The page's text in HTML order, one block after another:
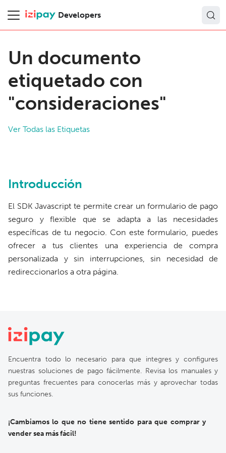
Developers
Un documento
etiquetado con
"consideraciones"
Ver Todas las Etiquetas
Introducción
El SDK Javascript te permite crear un formulario de pago
seguro y flexible que se adapta a las necesidades
específicas de tu negocio. Con este formulario, puedes
ofrecer a tus clientes una experiencia de compra
personalizada y sin interrupciones, sin necesidad de
redireccionarlos a otra página.
Encuentra todo lo necesario para que integres y configures
nuestras soluciones de pago fácilmente. Revisa los manuales y
preguntas frecuentes para conocerlas más y aprovechar todas
sus funciones.
¡Cambiamos lo que no tiene sentido para que comprar y
vender sea más fácil!